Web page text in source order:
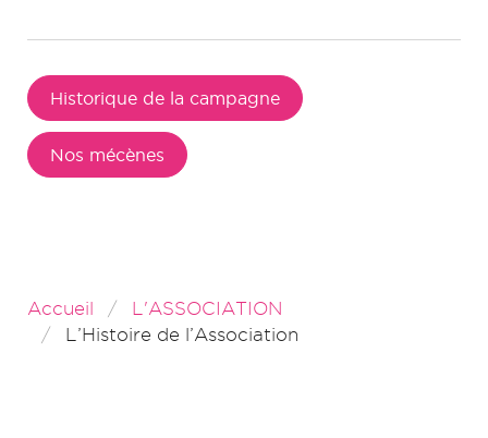
Historique de la campagne
Nos mécènes
Accueil
L'ASSOCIATION
L’Histoire de l’Association